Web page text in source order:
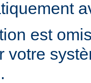
est
votre